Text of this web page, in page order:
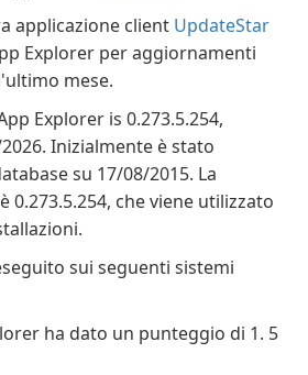
applicazione client UpdateStar
Explorer per aggiornamenti
mese.
Explorer is 0.273.5.254,
Inizialmente è stato
su 17/08/2015. La
0.273.5.254, che viene utilizzato
sui seguenti sistemi
ha dato un punteggio di 1. 5